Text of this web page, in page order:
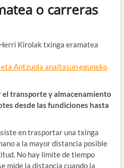
o carreras
Antzuola anaitasun eguneko
el transporte y almacenamiento
desde las fundiciones hasta
en trasportar una txinga
a la mayor distancia posible
No hay límite de tiempo
mide la distancia cuando la